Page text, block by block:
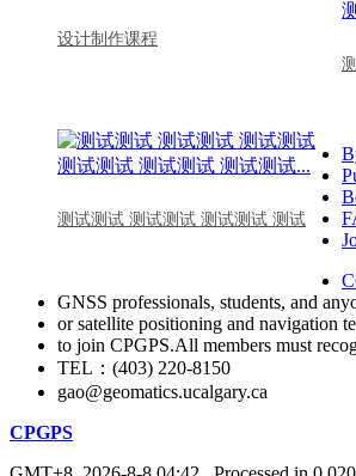
设计制作课程
测试测试 测试测试 测试测试 测试
GNSS professionals, students, and
or satellite positioning and navigation
to join CPGPS.All members must
TEL：(403) 220-8150
gao@geomatics.ucalgary.ca
CPGPS